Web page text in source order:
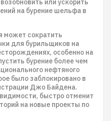
или ускорить
на бурение шельфа в
может сократить
для бурильщиков на
особенно на
бурение более чем
нефтяного
было заблокировано в
Джо Байдена.
быстро отменит
на новые проекты по